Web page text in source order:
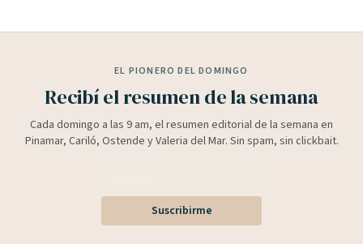
EL PIONERO DEL DOMINGO
Recibí el resumen de la semana
Cada domingo a las 9 am, el resumen editorial de la semana en
Pinamar, Cariló, Ostende y Valeria del Mar. Sin spam, sin clickbait.
Suscribirme